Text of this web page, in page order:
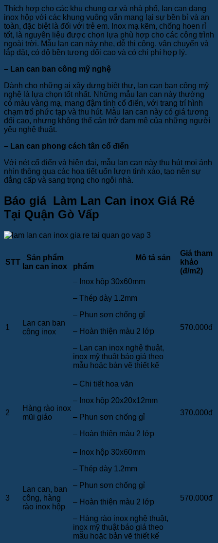
Thích hợp cho các khu chung cư và nhà phố, lan can dạng
inox hộp với các khung vuông vắn mang lại sự bền bỉ và an
toàn, đặc biệt là đối với trẻ em. Inox mạ kẽm, chống hoen rỉ
tốt, là nguyên liệu được chọn lựa phù hợp cho các công trình
ngoài trời. Mẫu lan can này nhẹ, dễ thi công, vận chuyển và
lắp đặt, có độ bền tương đối cao và có chi phí hợp lý.
– Lan can ban công mỹ nghệ
Dành cho những ai xây dựng biệt thự, lan can ban công mỹ
nghệ là lựa chọn tốt nhất. Những mẫu lan can này thường
có màu vàng mạ, mang đậm tính cổ điển, với trang trí hình
chạm trổ phức tạp và thu hút. Mẫu lan can này có giá tương
đối cao, nhưng không thể cản trở đam mê của những người
yêu nghệ thuật.
– Lan can phong cách tân cổ điển
Với nét cổ điển và hiện đại, mẫu lan can này thu hút mọi ánh
nhìn thông qua các họa tiết uốn lượn tinh xảo, tạo nên sự
đẳng cấp và sang trọng cho ngôi nhà.
Báo giá Làm Lan Can inox Giá Rẻ
Tại Quận Gò Vấp
STT
Sản phẩm
lan can inox
Mô tả sản
phẩm
Giá tham
khảo
(đ/m2)
1
Lan can ban
công inox
– Inox hộp 30x60mm
– Thép dày 1.2mm
– Phun sơn chống gỉ
– Hoàn thiện màu 2 lớp
– Lan can inox nghệ thuật,
inox mỹ thuật báo giá theo
mẫu hoặc bản vẽ thiết kế
570.000đ
2
Hàng rào inox
mũi giáo
– Chi tiết hoa văn
– Inox hộp 20x20x12mm
– Phun sơn chống gỉ
– Hoàn thiện màu 2 lớp
370.000đ
3
Lan can, ban
công, hàng
rào inox hộp
– Inox hộp 30x60mm
– Thép dày 1.2mm
– Phun sơn chống gỉ
– Hoàn thiện màu 2 lớp
– Hàng rào inox nghệ thuật,
inox mỹ thuật báo giá theo
mẫu hoặc bản vẽ thiết kế
570.000đ